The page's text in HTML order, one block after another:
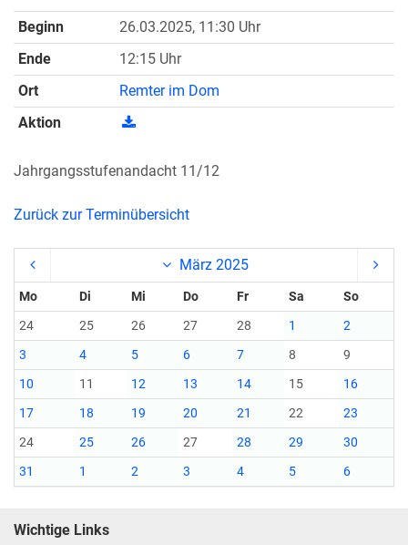
Beginn
26.03.2025, 11:30 Uhr
Ende
12:15 Uhr
Ort
Remter im Dom
Aktion
Jahrgangsstufenandacht 11/12
Zurück zur Terminübersicht
März 2025
Mo Di Mi Do Fr Sa
So
24
25 26 27 28 1
2
3
4 5 6 7 8
9
10
11 12 13 14 15
16
17
18 19 20 21 22
23
24
25 26 27 28 29
30
31
1 2 3 4 5 6
Wichtige Links